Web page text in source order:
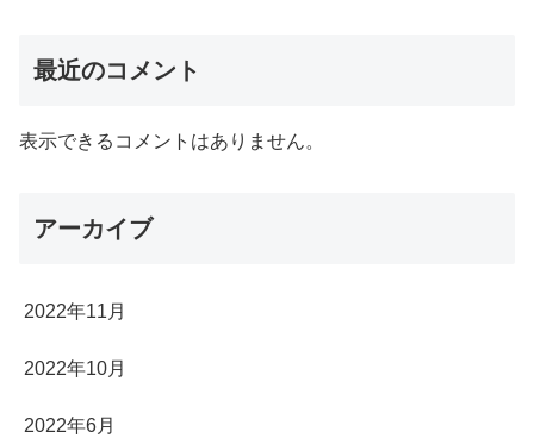
最近のコメント
表示できるコメントはありません。
アーカイブ
2022年11月
2022年10月
2022年6月